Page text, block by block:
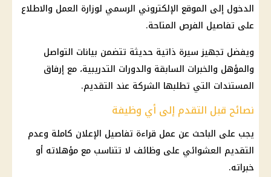
الدخول إلى الموقع الإلكتروني الرسمي لوزارة العمل والاطلاع
على تفاصيل الفرص المتاحة.
ويفضل تجهيز سيرة ذاتية حديثة تتضمن بيانات التواصل
والمؤهل والخبرات السابقة والدورات التدريبية، مع إرفاق
المستندات التي تطلبها الشركة عند التقديم.
نصائح قبل التقدم إلى أي وظيفة
يجب على الباحث عن عمل قراءة تفاصيل الإعلان كاملة وعدم
التقديم العشوائي على وظائف لا تتناسب مع مؤهلاته أو
خبراته.